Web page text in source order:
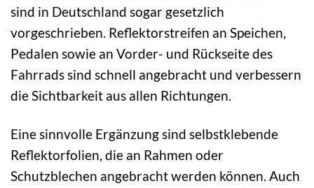
sind in Deutschland sogar gesetzlich
vorgeschrieben. Reflektorstreifen an Speichen,
Pedalen sowie an Vorder- und Rückseite des
Fahrrads sind schnell angebracht und verbessern
die Sichtbarkeit aus allen Richtungen.
Eine sinnvolle Ergänzung sind selbstklebende
Reflektorfolien, die an Rahmen oder
Schutzblechen angebracht werden können. Auch